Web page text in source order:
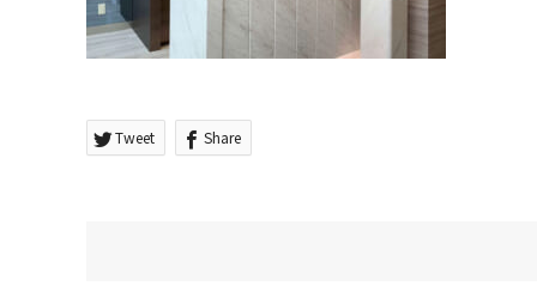
Tweet Share